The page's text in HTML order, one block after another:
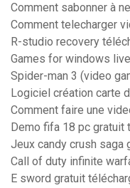
Comment sabonner à
Comment telecharger
R-studio recovery
Games for windows
Spider-man 3 (video
Logiciel création carte
Comment faire une
Demo fifa 18 pc gratuit
Jeux candy crush saga
Call of duty infinite
E sword gratuit